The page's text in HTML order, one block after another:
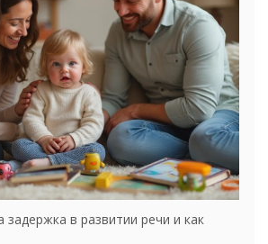
задержка в развитии речи и как